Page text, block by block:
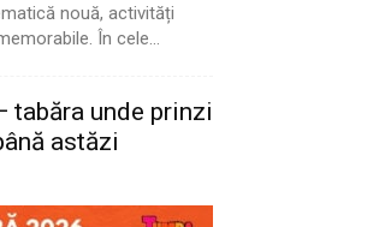
nouă, activități
În cele...
tabăra unde prinzi
astăzi